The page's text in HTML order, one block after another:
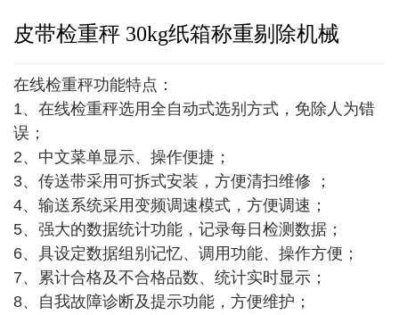
皮带检重秤 30kg纸箱称重剔除机械
在线检重秤功能特点：
1、在线检重秤选用全自动式选别方式，免除人为错
误；
2、中文菜单显示、操作便捷；
3、传送带采用可拆式安装，方便清扫维修 ；
4、输送系统采用变频调速模式，方便调速；
5、强大的数据统计功能，记录每日检测数据；
6、具设定数据组别记忆、调用功能、操作方便；
7、累计合格及不合格品数、统计实时显示；
8、自我故障诊断及提示功能，方便维护；